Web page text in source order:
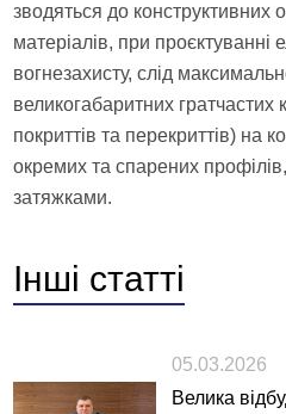
зводяться до конструктивних
матеріалів, при
вогнезахисту, слід
великогабаритних гратчастих
покриттів та перекриттів) на
окремих та спарених
затяжками.
Інші статті
05.03.2026
Велика